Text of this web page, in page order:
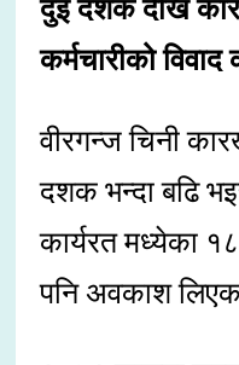
दुइ दशक देखि
कर्मचारीको
वीरगन्ज चिनी
दशक भन्दा बढि
कार्यरत मध्येका
पनि अवकाश